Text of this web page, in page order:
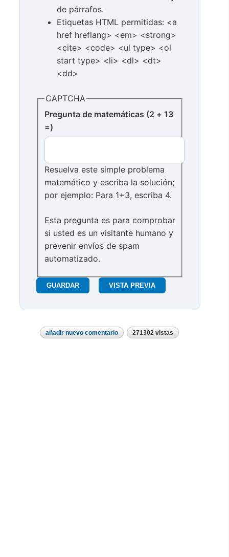
de párrafos.
Etiquetas HTML permitidas: <a
href hreflang> <em> <strong>
<cite> <code> <ul type> <ol
start type> <li> <dl> <dt>
<dd>
CAPTCHA
Pregunta de matemáticas (2 + 13
=)
Resuelva este simple problema
matemático y escriba la solución;
por ejemplo: Para 1+3, escriba 4.
Esta pregunta es para comprobar
si usted es un visitante humano y
prevenir envíos de spam
automatizado.
añadir nuevo comentario 271302 vistas